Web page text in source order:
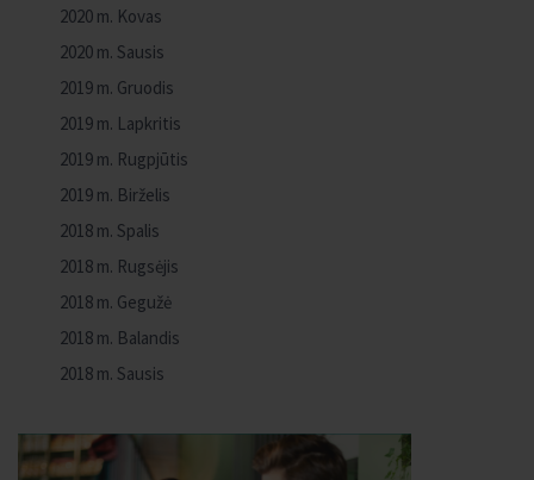
2020 m. Kovas
2020 m. Sausis
2019 m. Gruodis
2019 m. Lapkritis
2019 m. Rugpjūtis
2019 m. Birželis
2018 m. Spalis
2018 m. Rugsėjis
2018 m. Gegužė
2018 m. Balandis
2018 m. Sausis